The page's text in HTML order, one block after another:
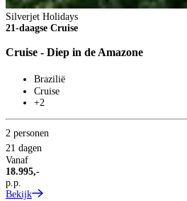
Silverjet Holidays
21-daagse Cruise
Cruise - Diep in de Amazone
Brazilië
Cruise
+2
2 personen
21 dagen
Vanaf
18.995,-
p.p.
Bekijk